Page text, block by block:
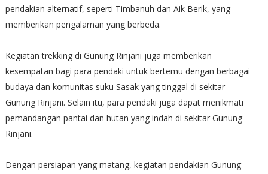
pendakian alternatif, seperti Timbanuh dan Aik Berik, yang
memberikan pengalaman yang berbeda.
Kegiatan trekking di Gunung Rinjani juga memberikan
kesempatan bagi para pendaki untuk bertemu dengan berbagai
budaya dan komunitas suku Sasak yang tinggal di sekitar
Gunung Rinjani. Selain itu, para pendaki juga dapat menikmati
pemandangan pantai dan hutan yang indah di sekitar Gunung
Rinjani.
Dengan persiapan yang matang, kegiatan pendakian Gunung